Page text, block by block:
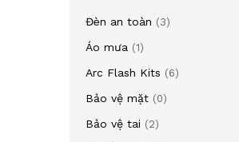
Đèn an toàn (3)
Áo mưa (1)
Arc Flash Kits (6)
Bảo vệ mặt (0)
Bảo vệ tai (2)